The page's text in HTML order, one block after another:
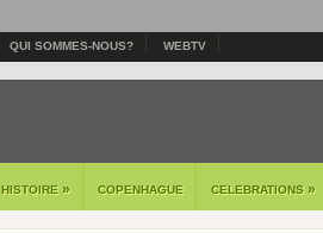
QUI SOMMES-NOUS? WEBTV
HISTOIRE » COPENHAGUE CELEBRATIONS »